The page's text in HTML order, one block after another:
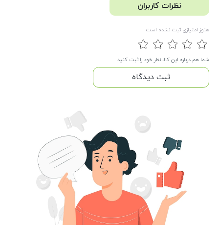
نظرات کاربران
هنوز امتیازی ثبت نشده است
شما هم درباره این کالا نظر خود را ثبت کنید
ثبت دیدگاه